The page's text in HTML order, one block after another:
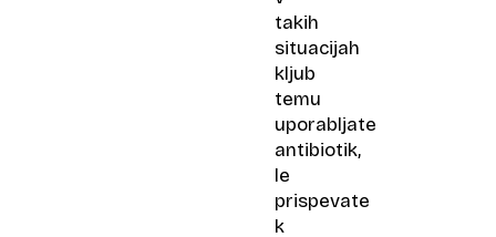
takih
situacijah
kljub
temu
uporabljate
antibiotik,
le
prispevate
k